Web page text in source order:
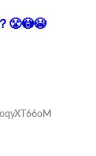
😤😳😭